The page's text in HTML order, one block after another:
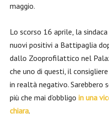
maggio.
Lo scorso 16 aprile, la sindaca
nuovi positivi a Battipaglia
dallo Zooprofilattico nel
che uno di questi, il
in realtà negativo. Sarebbero
più che mai d’obbligo in una
chiara.